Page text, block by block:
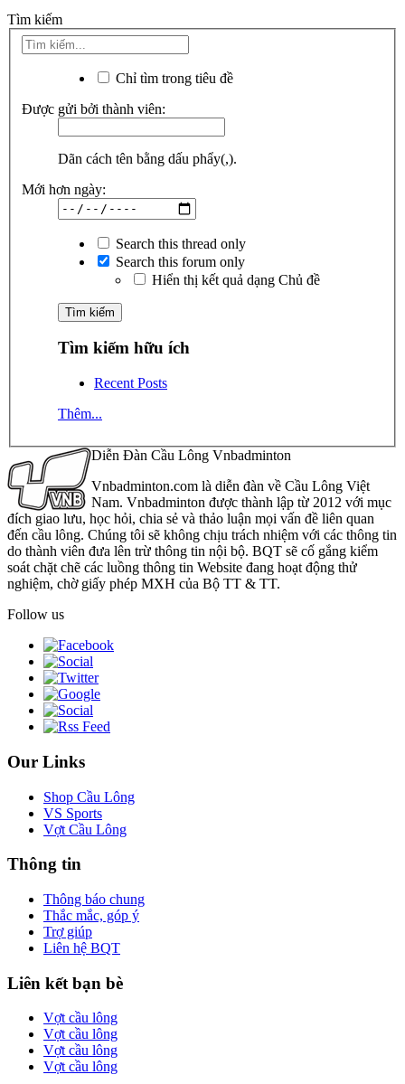
Tìm kiếm
Chỉ tìm trong tiêu đề
Được gửi bởi thành viên:
Dãn cách tên bằng dấu phẩy(,).
Mới hơn ngày:
Search this thread only
Search this forum only
Hiển thị kết quả dạng Chủ đề
Tìm kiếm hữu ích
Recent Posts
Thêm...
Diễn Đàn Cầu Lông Vnbadminton
Vnbadminton.com là diễn đàn về Cầu Lông Việt
Nam. Vnbadminton được thành lập từ 2012 với mục
đích giao lưu, học hỏi, chia sẻ và thảo luận mọi vấn đề liên quan
đến cầu lông. Chúng tôi sẽ không chịu trách nhiệm với các thông tin
do thành viên đưa lên trừ thông tin nội bộ. BQT sẽ cố gắng kiểm
soát chặt chẽ các luồng thông tin Website đang hoạt động thử
nghiệm, chờ giấy phép MXH của Bộ TT & TT.
Follow us
Our Links
Shop Cầu Lông
VS Sports
Vợt Cầu Lông
Thông tin
Thông báo chung
Thắc mắc, góp ý
Trợ giúp
Liên hệ BQT
Liên kết bạn bè
Vợt cầu lông
Vợt cầu lông
Vợt cầu lông
Vợt cầu lông